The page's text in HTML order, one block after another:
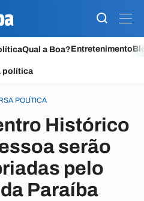
Qual a Boa?Entretenimento
política
POLÍTICA
Histórico
serão
pelo
Paraíba